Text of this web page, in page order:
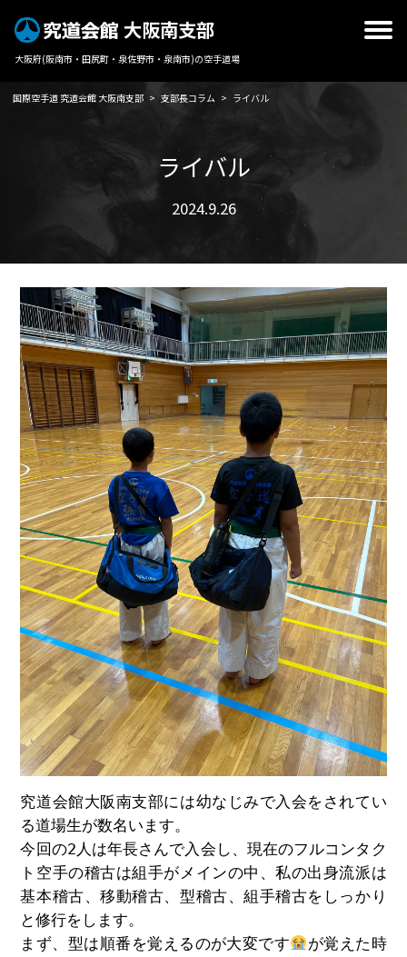
大阪南支部
大阪府(阪南市・田尻町・泉佐野市・泉南市)の空手道場
国際空手道 究道会館 大阪南支部 > 支部長コラム > ライバル
ライバル
2024.9.26
究道会館大阪南支部には幼なじみで入会をされてい
る道場生が数名います。
今回の2人は年長さんで入会し、現在のフルコンタク
ト空手の稽古は組手がメインの中、私の出身流派は
基本稽古、移動稽古、型稽古、組手稽古をしっかり
と修行をします。
まず、型は順番を覚えるのが大変です
が覚えた時